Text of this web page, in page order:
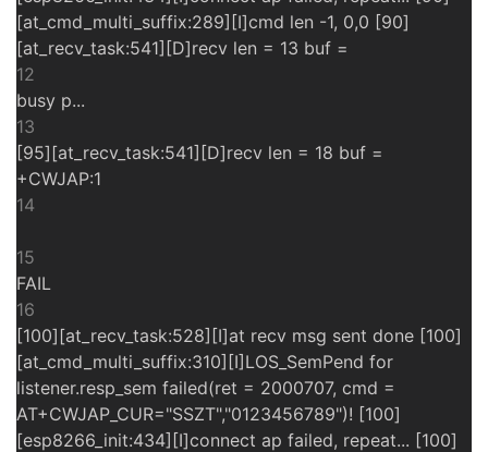
[at_cmd_multi_suffix:289][I]cmd len -1, 0,0 [90]
[at_recv_task:541][D]recv len = 13 buf =
12
busy p...
13
[95][at_recv_task:541][D]recv len = 18 buf =
+CWJAP:1
14
15
FAIL
16
[100][at_recv_task:528][I]at recv msg sent done [100]
[at_cmd_multi_suffix:310][I]LOS_SemPend for
listener.resp_sem failed(ret = 2000707, cmd =
AT+CWJAP_CUR="SSZT","0123456789")! [100]
[esp8266_init:434][I]connect ap failed, repeat... [100]